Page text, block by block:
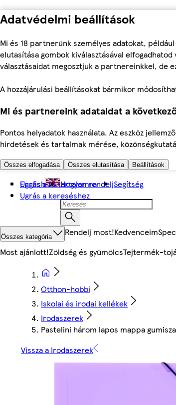
Adatvédelmi beállítások
Mi és 18 partnerünk személyes adatokat,
elutasítása gombok kiválasztásával
választásaidat megosztjuk a partnereinkkel, de
A hozzájárulási beállításokat bármikor
Mi és partnereink adataidat a
Pontos helyadatok használata. Az eszköz
hirdetések és tartalmak mérése,
Összes elfogadása Összes elutasítása Beállítások
Ugrás a fő tartalomra
Ugrás a kereséshez
English Hogyan rendeljSegítség
Összes kategória Rendelj most!Kedvenceim
Most ajánlott!Zöldség és gyümölcsTejtermék-
Otthon-hobbi
Iskolai és irodai kellékek
Irodaszerek
Pastelini három lapos mappa
Vissza a Irodaszerek